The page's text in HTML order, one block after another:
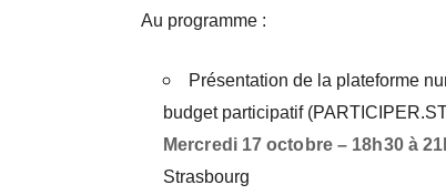
Au programme :
Présentation de la plateforme
budget participatif
Mercredi 17 octobre – 18h30 à
Strasbourg